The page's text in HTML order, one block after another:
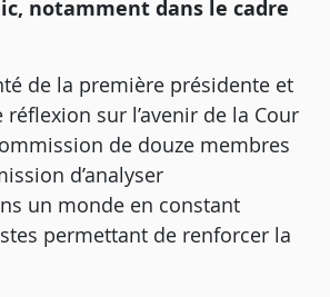
notamment dans le cadre
de la première présidente et
sur l’avenir de la Cour
de douze membres
d’analyser
un monde en constant
permettant de renforcer la